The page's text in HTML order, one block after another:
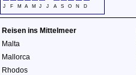
J F M A M J J A S O N D
Reisen ins Mittelmeer
Malta
Mallorca
Rhodos